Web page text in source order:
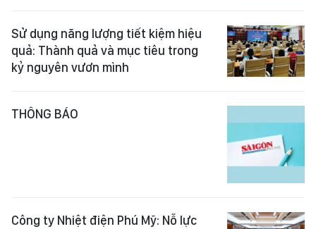
Sử dụng năng lượng tiết kiệm hiệu
quả: Thành quả và mục tiêu trong
kỷ nguyên vươn mình
THÔNG BÁO
Công ty Nhiệt điện Phú Mỹ: Nỗ lực